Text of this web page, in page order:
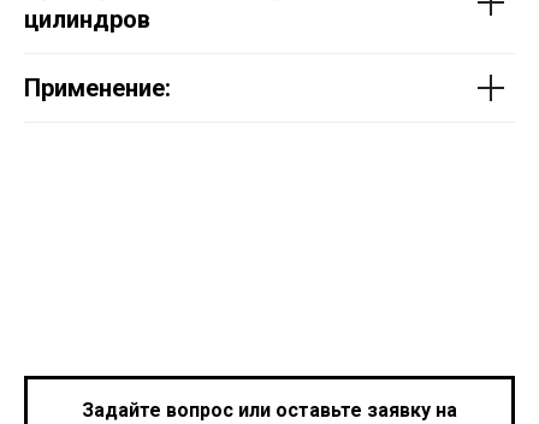
цилиндров
Применение:
Задайте вопрос или оставьте заявку на